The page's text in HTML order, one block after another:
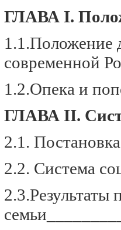
ГЛАВА I.
1.1.Положение
современной
1.2.Опека и
ГЛАВА II.
2.1.
2.2. Система